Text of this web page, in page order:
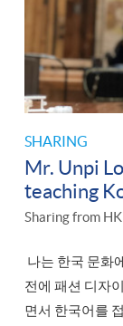
SHARING
Mr. Unpi
teaching
Sharing from
나는 한국 문화
전에 패션 디자
면서 한국어를